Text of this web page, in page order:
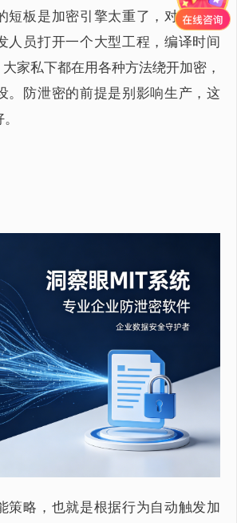
短板是加密引擎太重了，对机器性
人员打开一个大型工程，编译时间
家私下都在用各种方法绕开加密，
。防泄密的前提是别影响生产，这
策略，也就是根据行为自动触发加